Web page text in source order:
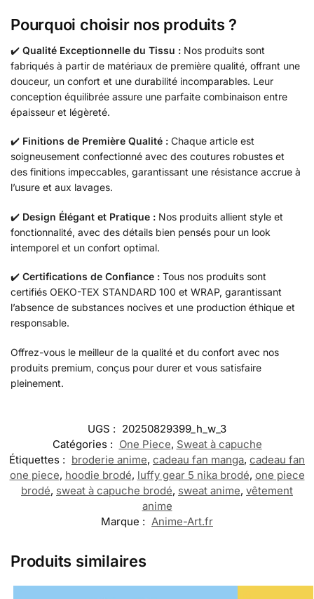
Pourquoi choisir nos produits ?
✔️ Qualité Exceptionnelle du Tissu : Nos produits sont
fabriqués à partir de matériaux de première qualité, offrant une
douceur, un confort et une durabilité incomparables. Leur
conception équilibrée assure une parfaite combinaison entre
épaisseur et légèreté.
✔️ Finitions de Première Qualité : Chaque article est
soigneusement confectionné avec des coutures robustes et
des finitions impeccables, garantissant une résistance accrue à
l’usure et aux lavages.
✔️ Design Élégant et Pratique : Nos produits allient style et
fonctionnalité, avec des détails bien pensés pour un look
intemporel et un confort optimal.
✔️ Certifications de Confiance : Tous nos produits sont
certifiés OEKO-TEX STANDARD 100 et WRAP, garantissant
l’absence de substances nocives et une production éthique et
responsable.
Offrez-vous le meilleur de la qualité et du confort avec nos
produits premium, conçus pour durer et vous satisfaire
pleinement.
UGS : 20250829399_h_w_3
Catégories : One Piece, Sweat à capuche
Étiquettes : broderie anime, cadeau fan manga, cadeau fan
one piece, hoodie brodé, luffy gear 5 nika brodé, one piece
brodé, sweat à capuche brodé, sweat anime, vêtement
anime
Marque : Anime-Art.fr
Produits similaires